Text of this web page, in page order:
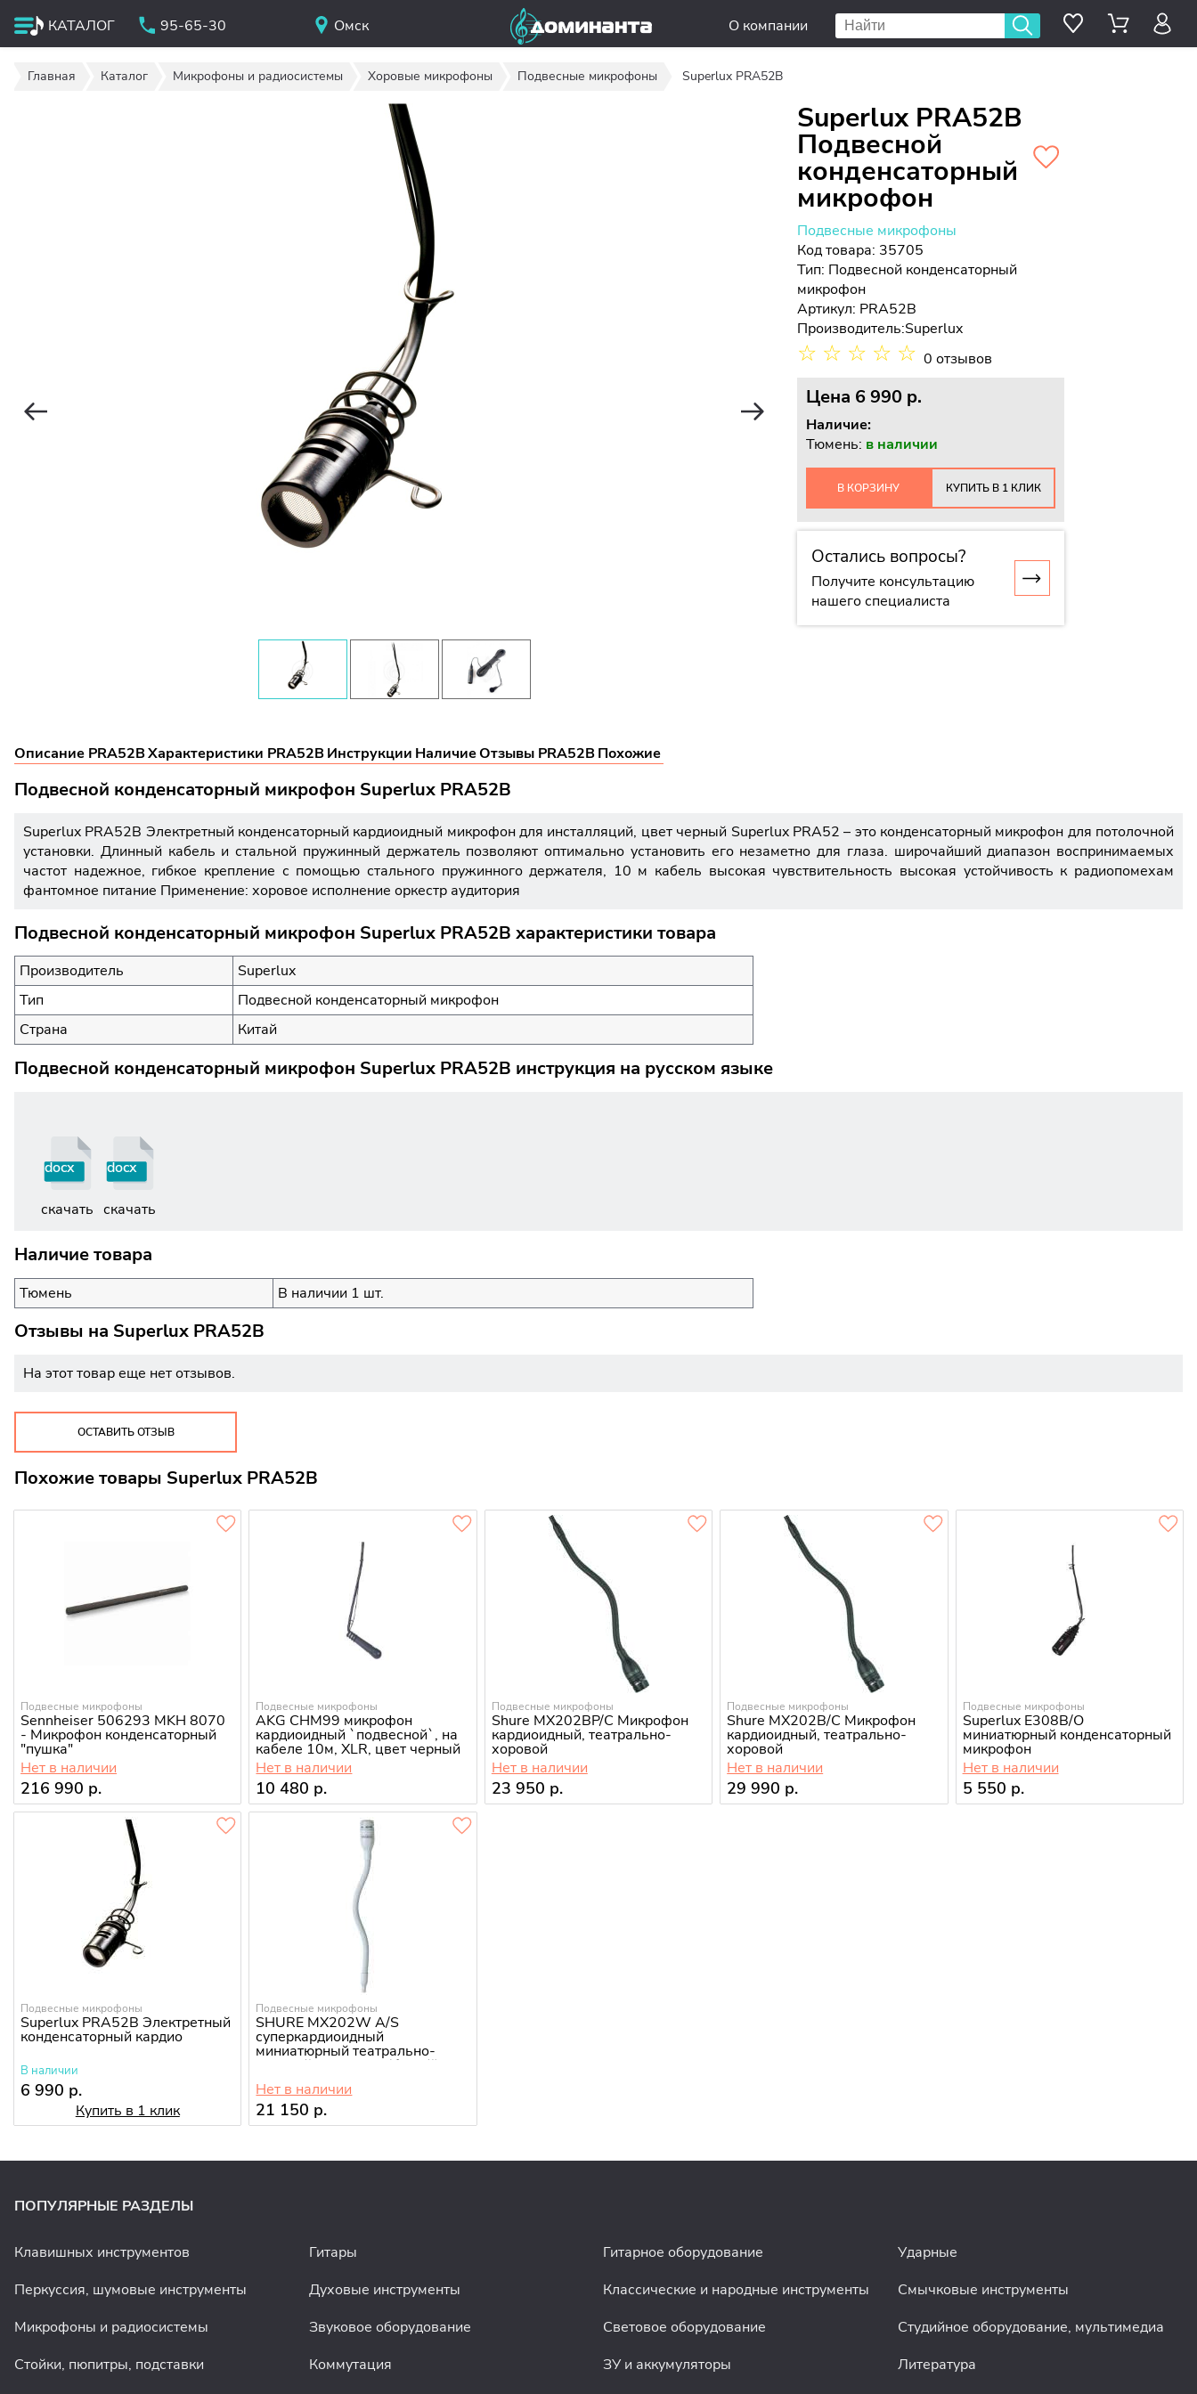
КАТАЛОГ 95-65-30 Омск О компании
Главная Каталог Микрофоны и радиосистемы Хоровые микрофоны Подвесные микрофоны Superlux PRA52B
Superlux PRA52B
Подвесной
конденсаторный
микрофон
Подвесные микрофоны
Код товара: 35705
Тип: Подвесной конденсаторный
микрофон
Артикул: PRA52B
Производитель:Superlux
☆ ☆ ☆ ☆ ☆ 0 отзывов
Цена 6 990 p.
Наличие:
Тюмень: в наличии
В КОРЗИНУ КУПИТЬ В 1 КЛИК
Остались вопросы?
Получите консультацию
нашего специалиста
Описание PRA52BХарактеристики PRA52BИнструкции НаличиеОтзывы PRA52BПохожие
Подвесной конденсаторный микрофон Superlux PRA52B
Superlux PRA52B Электретный конденсаторный кардиоидный микрофон для инсталляций, цвет черный Superlux PRA52 – это конденсаторный микрофон для потолочной
установки. Длинный кабель и стальной пружинный держатель позволяют оптимально установить его незаметно для глаза. широчайший диапазон воспринимаемых
частот надежное, гибкое крепление с помощью стального пружинного держателя, 10 м кабель высокая чувствительность высокая устойчивость к радиопомехам
фантомное питание Применение: хоровое исполнение оркестр аудитория
Подвесной конденсаторный микрофон Superlux PRA52B характеристики товара
Производитель
Superlux
Тип
Подвесной конденсаторный микрофон
Страна
Китай
Подвесной конденсаторный микрофон Superlux PRA52B инструкция на русском языке
docx
скачать
docx
скачать
Наличие товара
Тюмень В наличии 1 шт.
Отзывы на Superlux PRA52B
На этот товар еще нет отзывов.
ОСТАВИТЬ ОТЗЫВ
Похожие товары Superlux PRA52B
Подвесные микрофоны
Sennheiser 506293 MKH 8070
- Микрофон конденсаторный
"пушка"
Нет в наличии
216 990 р.
Подвесные микрофоны
AKG CHM99 микрофон
кардиоидный `подвесной`, на
кабеле 10м, XLR, цвет черный
Нет в наличии
10 480 р.
Подвесные микрофоны
Shure MX202BP/C Микрофон
кардиоидный, театрально-
хоровой
Нет в наличии
23 950 р.
Подвесные микрофоны
Shure MX202B/C Микрофон
кардиоидный, театрально-
хоровой
Нет в наличии
29 990 р.
Подвесные микрофоны
Superlux E308B/O
миниатюрный конденсаторный
микрофон
Нет в наличии
5 550 р.
Подвесные микрофоны
Superlux PRA52B Электретный
конденсаторный кардио
В наличии
6 990 р.
Купить в 1 клик
Подвесные микрофоны
SHURE MX202W A/S
суперкардиоидный
миниатюрный театрально-
хоровой микрофон (белый)
Нет в наличии
21 150 р.
ПОПУЛЯРНЫЕ РАЗДЕЛЫ
Клавишных инструментов Гитары Гитарное оборудование
Ударные
Перкуссия, шумовые инструменты
Духовые инструменты Классические и народные инструменты
Смычковые инструменты
Микрофоны и радиосистемы
Звуковое оборудование Световое оборудование
Студийное оборудование, мультимедиа
Стойки, пюпитры, подставки
Коммутация ЗУ и аккумуляторы
Литература